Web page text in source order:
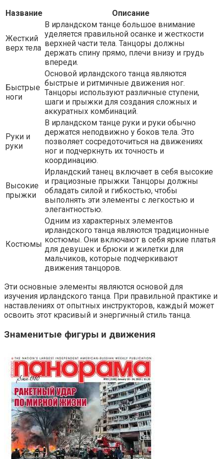
Название
Описание
Жесткий
верх тела
В ирландском танце большое внимание
уделяется правильной осанке и жесткости
верхней части тела. Танцоры должны
держать спину прямо, плечи внизу и грудь
впереди.
Быстрые
ноги
Основой ирландского танца являются
быстрые и ритмичные движения ног.
Танцоры используют различные ступени,
шаги и прыжки для создания сложных и
аккуратных комбинаций.
Руки и
руки
В ирландском танце руки и руки обычно
держатся неподвижно у боков тела. Это
позволяет сосредоточиться на движениях
ног и подчеркнуть их точность и
координацию.
Высокие
прыжки
Ирландский танец включает в себя высокие
и грациозные прыжки. Танцоры должны
обладать силой и гибкостью, чтобы
выполнять эти элементы с легкостью и
элегантностью.
Костюмы
Одним из характерных элементов
ирландского танца являются традиционные
костюмы. Они включают в себя яркие платья
для девушек и брюки и жилетки для
мальчиков, которые подчеркивают
движения танцоров.
Эти основные элементы являются основой для
изучения ирландского танца. При правильной практике и
наставлениях от опытных инструкторов, каждый может
освоить этот красивый и энергичный стиль танца.
Знаменитые фигуры и движения